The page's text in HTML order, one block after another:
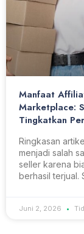
Manfaat
Marketplace:
Tingkatkan
Ringkasan
menjadi salah
seller karena
berhasil terjual.
Juni 2, 2026